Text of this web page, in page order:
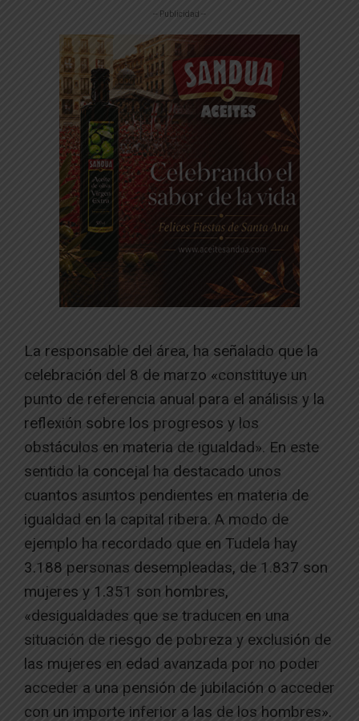
-- Publicidad --
La responsable del área, ha señalado que la
celebración del 8 de marzo «constituye un
punto de referencia anual para el análisis y la
reflexión sobre los progresos y los
obstáculos en materia de igualdad». En este
sentido la concejal ha destacado unos
cuantos asuntos pendientes en materia de
igualdad en la capital ribera. A modo de
ejemplo ha recordado que en Tudela hay
3.188 personas desempleadas, de 1.837 son
mujeres y 1.351 son hombres,
«desigualdades que se traducen en una
situación de riesgo de pobreza y exclusión de
las mujeres en edad avanzada por no poder
acceder a una pensión de jubilación o acceder
con un importe inferior a las de los hombres».